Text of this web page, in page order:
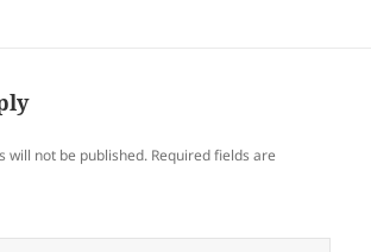
will not be published. Required fields are